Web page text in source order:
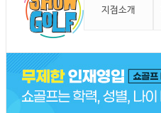
지점소개